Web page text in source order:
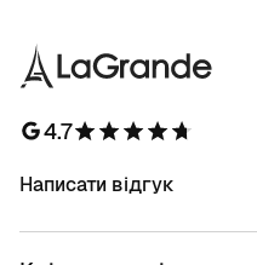
4.7
Написати відгук